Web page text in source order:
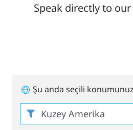
Speak directly to
Şu anda seçili konumunuz